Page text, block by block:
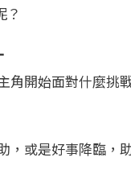
？
角開始面對什麼挑
，或是好事降臨，